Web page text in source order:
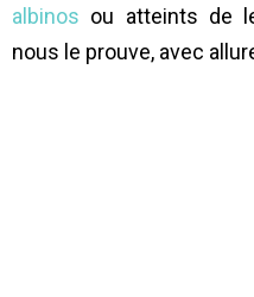
albinos ou atteints de
nous le prouve, avec